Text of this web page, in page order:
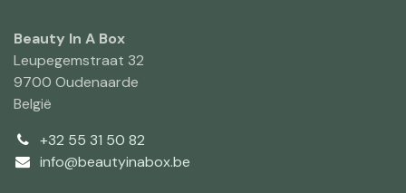
Beauty In A Box
Leupegemstraat 32
9700 Oudenaarde
België
+32 55 31 50 82
info@beautyinabox.be